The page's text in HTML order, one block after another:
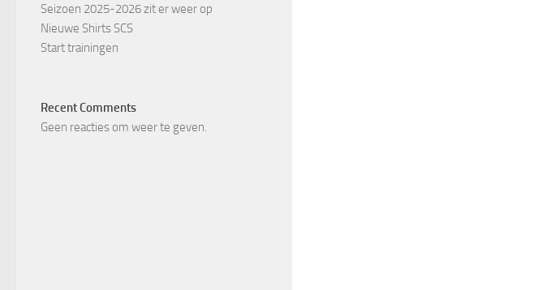
Seizoen 2025-2026 zit er weer op
Nieuwe Shirts SCS
Start trainingen
Recent Comments
Geen reacties om weer te geven.